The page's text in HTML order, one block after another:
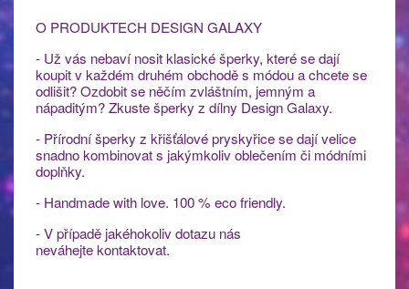
O PRODUKTECH DESIGN GALAXY
- Už vás nebaví nosit klasické šperky, které se dají
koupit v každém druhém obchodě s módou a chcete se
odlišit? Ozdobit se něčím zvláštním, jemným a
nápaditým? Zkuste šperky z dílny Design Galaxy.
- Přírodní šperky z křišťálové pryskyřice se dají velice
snadno kombinovat s jakýmkoliv oblečením či módními
doplňky.
- Handmade with love. 100 % eco friendly.
- V případě jakéhokoliv dotazu nás
neváhejte kontaktovat.